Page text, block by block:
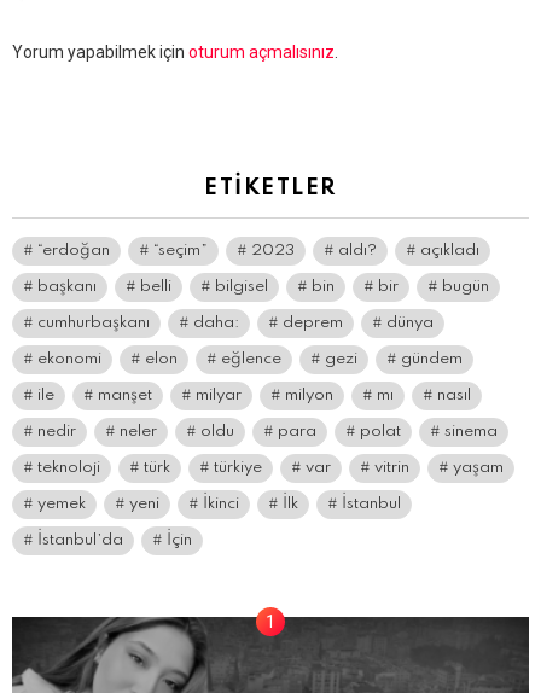
Bir
Yorum yapabilmek için oturum açmalısınız
ETIKETLER
“erdoğan “seçim” 2023 aldı? açıkladı
başkanı belli bilgisel bin bir bugün
cumhurbaşkanı daha: deprem dünya
ekonomi elon eğlence gezi gündem
ile manşet milyar milyon mı nasıl
nedir neler oldu para polat sinema
teknoloji türk türkiye var vitrin yaşam
yemek yeni İkinci İlk İstanbul
İstanbul’da İçin